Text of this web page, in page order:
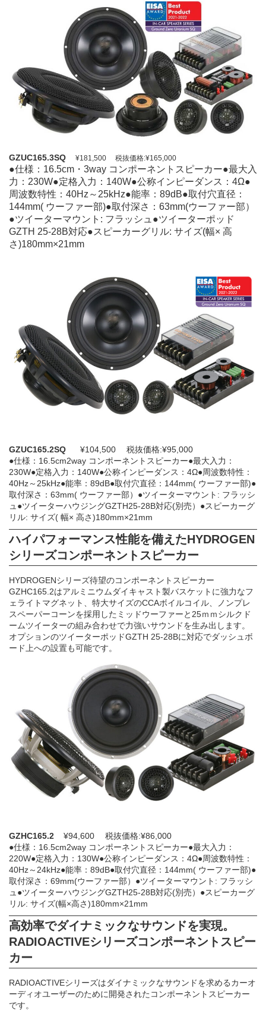
GZUC165.3SQ ¥181,500 税抜価格:¥165,000
●仕様：16.5cm・3way コンポーネントスピーカー●最大入
力：230W●定格入力：140W●公称インピーダンス：4Ω●
周波数特性：40Hz～25kHz●能率：89dB●取付穴直径：
144mm( ウーファー部)●取付深さ：63mm(ウーファー部）
●ツイーターマウント: フラッシュ●ツイーターポッド
GZTH 25-28B対応●スピーカーグリル: サイズ(幅× 高
さ)180mm×21mm
GZUC165.2SQ
¥104,500 税抜価格:¥95,000
●仕様：16.5cm2way コンポーネントスピーカー●最大入力：
230W●定格入力：140W●公称インピーダンス：4Ω●周波数特性：
40Hz～25kHz●能率：89dB●取付穴直径：144mm( ウーファー部)●
取付深さ：63mm( ウーファー部）●ツイーターマウント: フラッシ
ュ●ツイーターハウジングGZTH25-28B対応(別売）●スピーカーグ
リル: サイズ( 幅× 高さ)180mm×21mm
ハイパフォーマンス性能を備えたHYDROGEN
シリーズコンポーネントスピーカー
HYDROGENシリーズ待望のコンポーネントスピーカー
GZHC165.2はアルミニウムダイキャスト製バスケットに強力なフ
ェライトマグネット、特大サイズのCCAボイルコイル、ノンプレ
スペーパーコーンを採用したミッドウーファーと25ｍｍシルクド
ームツイーターの組み合わせで力強いサウンドを生み出します。
オプションのツイーターポッドGZTH 25-28Bに対応でダッシュボ
ード上への設置も可能です。
GZHC165.2
¥94,600 税抜価格:¥86,000
●仕様：16.5cm2way コンポーネントスピーカー●最大入力：
220W●定格入力：130W●公称インピーダンス：4Ω●周波数特性：
40Hz～24kHz●能率：89dB●取付穴直径：144mm( ウーファー部)●
取付深さ：69mm(ウーファー部）●ツイーターマウント: フラッシ
ュ●ツイーターハウジングGZTH25-28B対応(別売）●スピーカーグ
リル: サイズ(幅×高さ)180mm×21mm
高効率でダイナミックなサウンドを実現。
RADIOACTIVEシリーズコンポーネントスピー
カー
RADIOACTIVEシリーズはダイナミックなサウンドを求めるカーオ
ーディオユーザーのために開発されたコンポーネントスピーカー
です。